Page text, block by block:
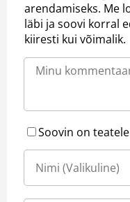
arendamiseks. Me
läbi ja soovi korral
kiiresti kui võimalik.
Soovin on